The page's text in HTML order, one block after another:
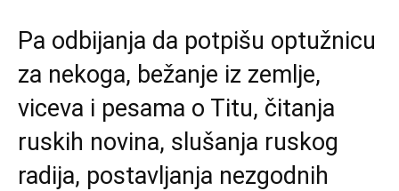
Pa odbijanja da potpišu optužnicu
za nekoga, bežanje iz zemlje,
viceva i pesama o Titu, čitanja
ruskih novina, slušanja ruskog
radija, postavljanja nezgodnih